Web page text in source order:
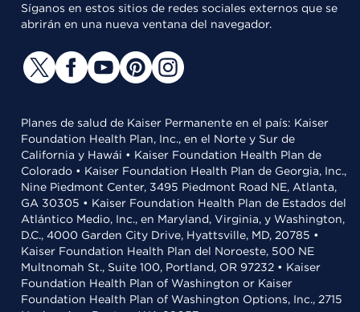
Síganos en estos sitios de redes sociales externos que se
abrirán en una nueva ventana del navegador.
Planes de salud de Kaiser Permanente en el país: Kaiser
Foundation Health Plan, Inc., en el Norte y Sur de
California y Hawái • Kaiser Foundation Health Plan de
Colorado • Kaiser Foundation Health Plan de Georgia, Inc.,
Nine Piedmont Center, 3495 Piedmont Road NE, Atlanta,
GA 30305 • Kaiser Foundation Health Plan de Estados del
Atlántico Medio, Inc., en Maryland, Virginia, y Washington,
D.C., 4000 Garden City Drive, Hyattsville, MD, 20785 •
Kaiser Foundation Health Plan del Noroeste, 500 NE
Multnomah St., Suite 100, Portland, OR 97232 • Kaiser
Foundation Health Plan of Washington or Kaiser
Foundation Health Plan of Washington Options, Inc., 2715